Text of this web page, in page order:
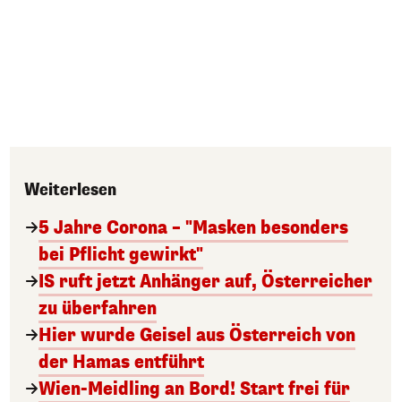
Weiterlesen
5 Jahre Corona – "Masken besonders
bei Pflicht gewirkt"
IS ruft jetzt Anhänger auf, Österreicher
zu überfahren
Hier wurde Geisel aus Österreich von
der Hamas entführt
Wien-Meidling an Bord! Start frei für